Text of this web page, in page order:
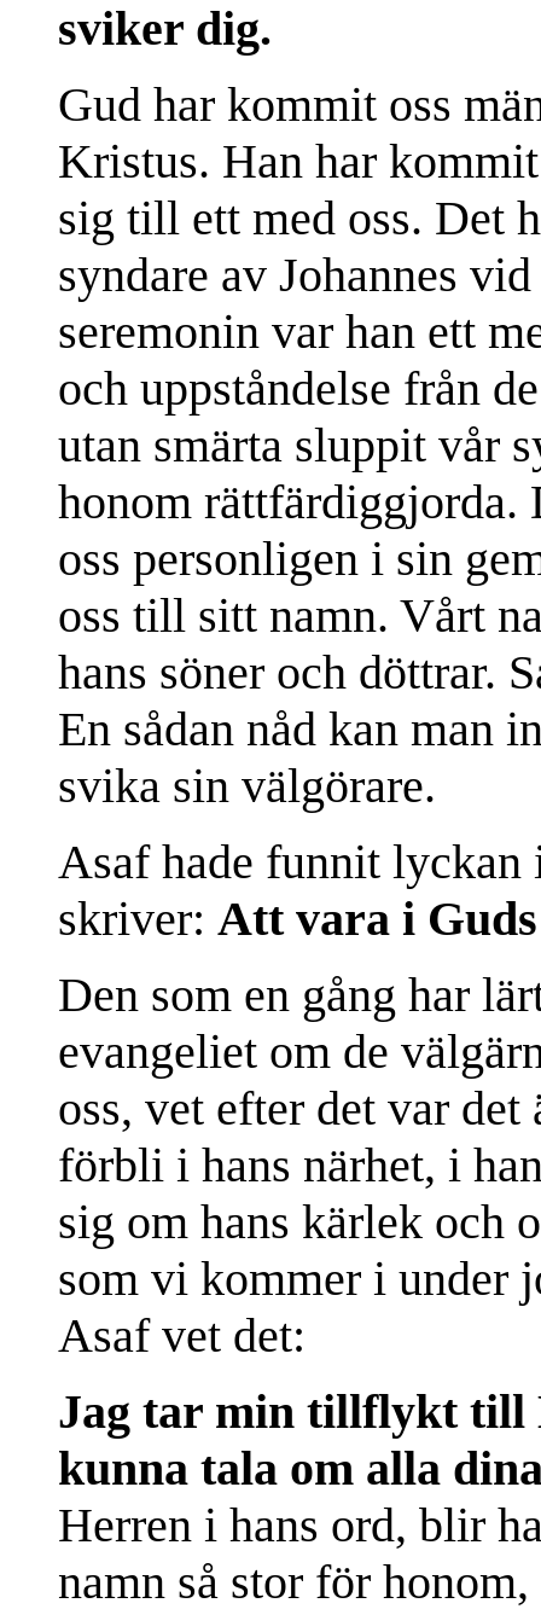
sviker dig.
Gud har kommit oss
Kristus. Han har
sig till ett med oss. Det
syndare av Johannes
seremonin var han ett
och uppståndelse från
utan smärta sluppit vår
honom rättfärdiggjorda.
oss personligen i sin
oss till sitt namn. Vårt
hans söner och döttrar.
En sådan nåd kan man
svika sin välgörare.
Asaf hade funnit lyckan
skriver: Att vara i
Den som en gång har
evangeliet om de
oss, vet efter det var
förbli i hans närhet, i
sig om hans kärlek och
som vi kommer i under
Asaf vet det:
Jag tar min tillflykt till
kunna tala om alla
Herren i hans ord, blir
namn så stor för